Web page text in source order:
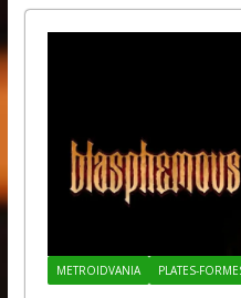
METROIDVANIA PLATES-